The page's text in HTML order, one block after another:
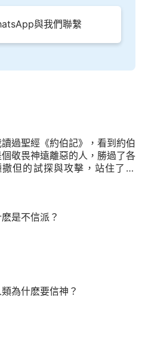
定意、所計劃的都是向神敞
的心不是與神對立的，他從
約伯跟神不搞交易，他對神
而不是根據自己得福或受
無論人身處何境，神的名都
到賜福是因着神的主宰，人
的大能與權柄主宰安排着
是神大能與權柄的彰顯，
到的。
，我以你的刑罰、以你的審
但我能從你的審判之中看
你審判我，讓别人能在你
與我們聯繫
過聖經《約伯記》，看到約伯
個敬畏神遠離惡的人，勝過了各
撒但的試探與攻擊，站住了見
是不信派？
類為什麽要信神？